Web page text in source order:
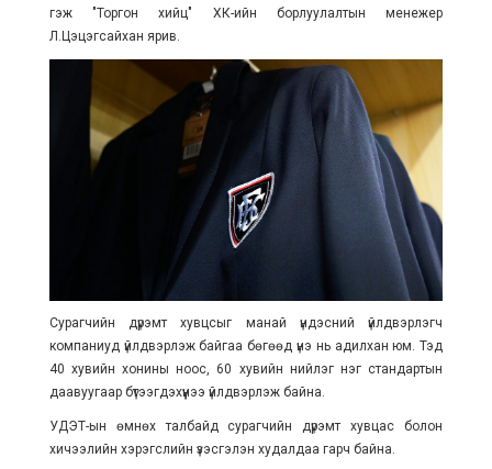
гэж "Торгон хийц" ХК-ийн борлуулалтын менежер
Л.Цэцэгсайхан ярив.
Сурагчийн дүрэмт хувцсыг манай үндэсний үйлдвэрлэгч
компаниуд үйлдвэрлэж байгаа бөгөөд үнэ нь адилхан юм. Тэд
40 хувийн хонины ноос, 60 хувийн нийлэг нэг стандартын
даавуугаар бүтээгдэхүүнээ үйлдвэрлэж байна.
УДЭТ-ын өмнөх талбайд сурагчийн дүрэмт хувцас болон
хичээлийн хэрэгслийн үзэсгэлэн худалдаа гарч байна.